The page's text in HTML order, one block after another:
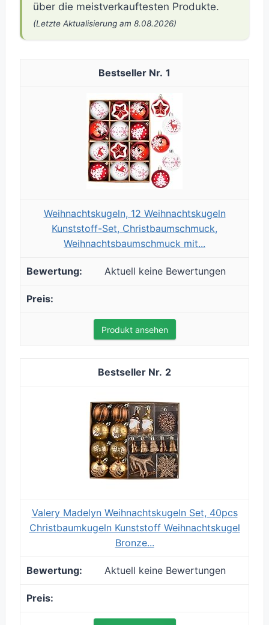
über die meistverkauftesten Produkte.
(Letzte Aktualisierung am 8.08.2026)
1
Weihnachtskugeln, 12 Weihnachtskugeln
Kunststoff-Set, Christbaumschmuck,
Weihnachtsbaumschmuck mit...
Aktuell keine Bewertungen
Produkt ansehen
2
Valery Madelyn Weihnachtskugeln Set, 40pcs
Christbaumkugeln Kunststoff Weihnachtskugel
Bronze...
Aktuell keine Bewertungen